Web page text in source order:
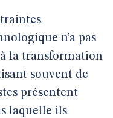
n’a pas
la transformation
souvent de
présentent
laquelle ils